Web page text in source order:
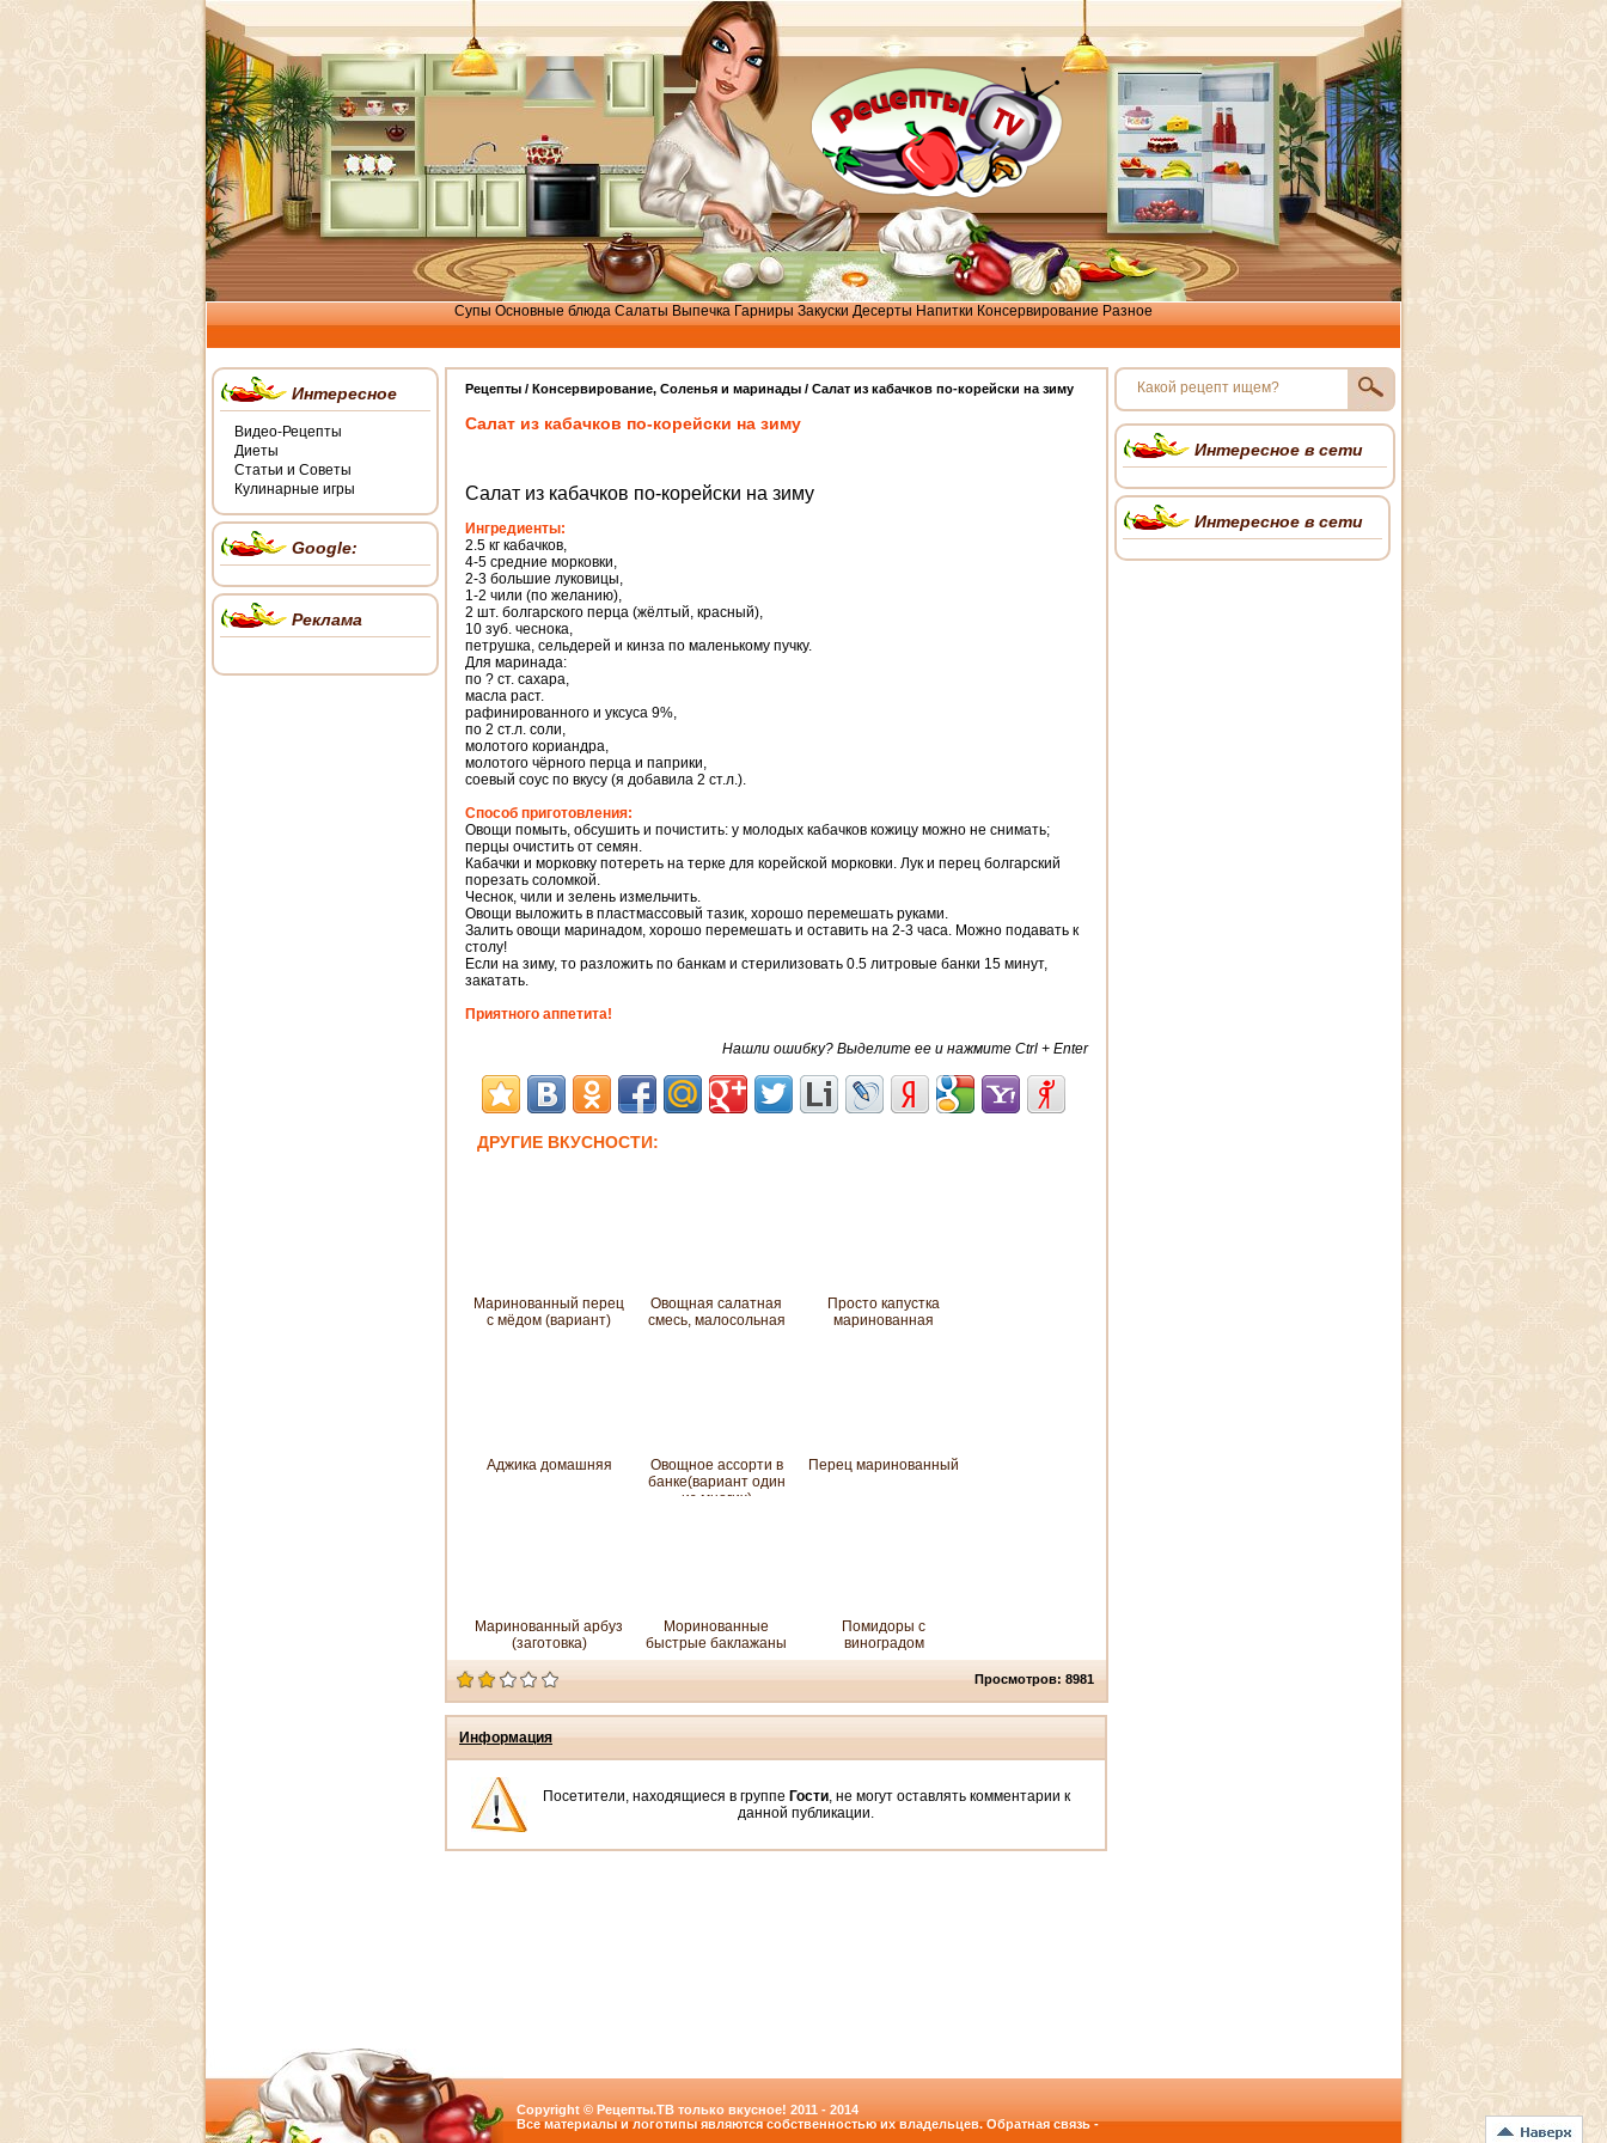
Супы Основные блюда Салаты Выпечка Гарниры Закуски Десерты Напитки Консервирование Разное
Рецепты / Консервирование, Соленья и маринады / Салат из кабачков по-корейски на зиму
Салат из кабачков по-корейски на зиму
Салат из кабачков по-корейски на зиму
Ингредиенты:
2.5 кг кабачков,
4-5 средние морковки,
2-3 большие луковицы,
1-2 чили (по желанию),
2 шт. болгарского перца (жёлтый, красный),
10 зуб. чеснока,
петрушка, сельдерей и кинза по маленькому пучку.
Для маринада:
по ? ст. сахара,
масла раст.
рафинированного и уксуса 9%,
по 2 ст.л. соли,
молотого кориандра,
молотого чёрного перца и паприки,
соевый соус по вкусу (я добавила 2 ст.л.).
Способ приготовления:
Овощи помыть, обсушить и почистить: у молодых кабачков кожицу можно не снимать;
перцы очистить от семян.
Кабачки и морковку потереть на терке для корейской морковки. Лук и перец болгарский
порезать соломкой.
Чеснок, чили и зелень измельчить.
Овощи выложить в пластмассовый тазик, хорошо перемешать руками.
Залить овощи маринадом, хорошо перемешать и оставить на 2-3 часа. Можно подавать к
столу!
Если на зиму, то разложить по банкам и стерилизовать 0.5 литровые банки 15 минут,
закатать.
Приятного аппетита!
Нашли ошибку? Выделите ее и нажмите Ctrl + Enter
ДРУГИЕ ВКУСНОСТИ:
Маринованный перец
с мёдом (вариант)
Овощная салатная
смесь, малосольная
Просто капустка
маринованная
Аджика домашняя
Овощное ассорти в
банке(вариант один
из многих)
Перец маринованный
Маринованный арбуз
(заготовка)
Моринованные
быстрые баклажаны
Помидоры с
виноградом
Просмотров: 8981
Информация
Посетители, находящиеся в группе Гости, не могут оставлять комментарии к
данной публикации.
Интересное
Видео-Рецепты
Диеты
Статьи и Советы
Кулинарные игры
Google:
Реклама
Интересное в сети
Интересное в сети
Copyright © Рецепты.ТВ только вкусное! 2011 - 2014
Все материалы и логотипы являются собственностью их владельцев. Обратная связь -